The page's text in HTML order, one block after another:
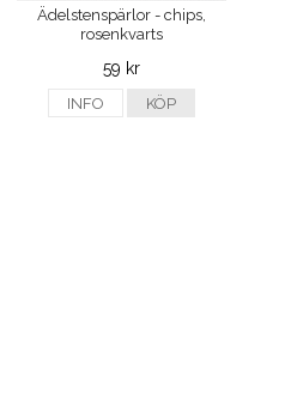
Ädelstenspärlor - chips,
rosenkvarts
59 kr
INFO KÖP